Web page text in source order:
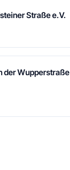
Straße e.V.
der Wupperstraße